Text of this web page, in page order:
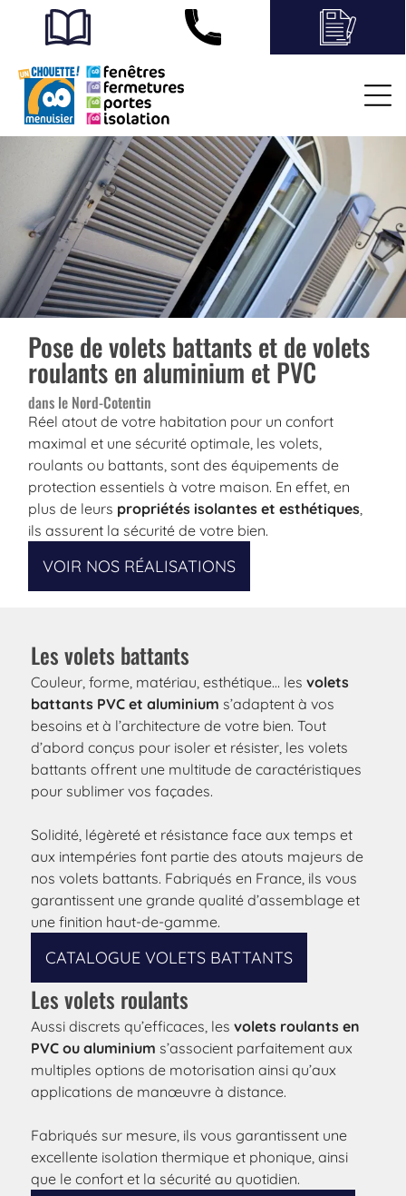
Pose de volets battants et de volets
roulants en aluminium et PVC
dans le Nord-Cotentin
Réel atout de votre habitation pour un confort
maximal et une sécurité optimale, les volets,
roulants ou battants, sont des équipements de
protection essentiels à votre maison. En effet, en
plus de leurs propriétés isolantes et esthétiques,
ils assurent la sécurité de votre bien.
VOIR NOS RÉALISATIONS
Les volets battants
Couleur, forme, matériau, esthétique… les volets
battants PVC et aluminium s’adaptent à vos
besoins et à l’architecture de votre bien. Tout
d’abord conçus pour isoler et résister, les volets
battants offrent une multitude de caractéristiques
pour sublimer vos façades.
Solidité, légèreté et résistance face aux temps et
aux intempéries font partie des atouts majeurs de
nos volets battants. Fabriqués en France, ils vous
garantissent une grande qualité d’assemblage et
une finition haut-de-gamme.
CATALOGUE VOLETS BATTANTS
Les volets roulants
Aussi discrets qu’efficaces, les volets roulants en
PVC ou aluminium s’associent parfaitement aux
multiples options de motorisation ainsi qu’aux
applications de manœuvre à distance.
Fabriqués sur mesure, ils vous garantissent une
excellente isolation thermique et phonique, ainsi
que le confort et la sécurité au quotidien.